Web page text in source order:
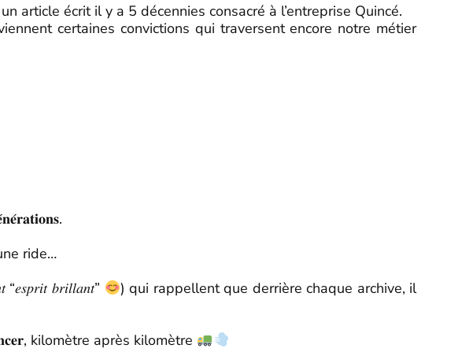
article écrit il y a 5 décennies consacré à l’entreprise Quincé.
certaines convictions qui traversent encore notre métier
ride…
𝑏𝑟𝑖𝑙𝑙𝑎𝑛𝑡”
) qui rappellent que derrière chaque archive, il
kilomètre après kilomètre